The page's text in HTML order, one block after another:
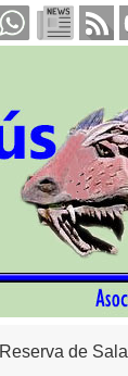
Reserva de Sala